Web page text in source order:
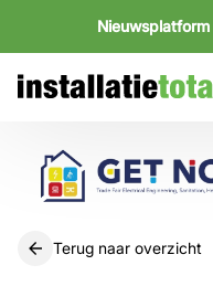
Nieuwsplatform
Terug naar overzicht